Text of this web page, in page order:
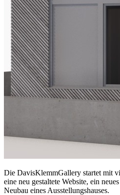
Die DavisKlemmGallery startet mit
eine neu gestaltete Website, ein
Neubau eines Ausstellungshauses.